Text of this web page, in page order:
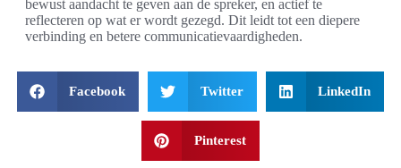
bewust aandacht te geven aan de spreker, en actief te
reflecteren op wat er wordt gezegd. Dit leidt tot een diepere
verbinding en betere communicatievaardigheden.
Facebook Twitter LinkedIn
Pinterest